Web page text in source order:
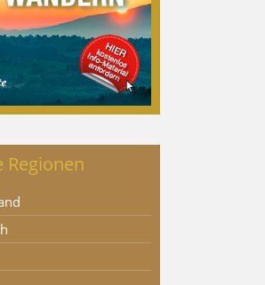
Regionen